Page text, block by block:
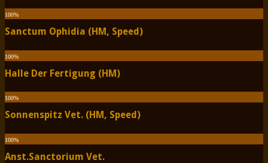
100%
Sanctum Ophidia (HM, Speed)
100%
Halle Der Fertigung (HM)
100%
Sonnenspitz Vet. (HM, Speed)
100%
Anst.Sanctorium Vet.